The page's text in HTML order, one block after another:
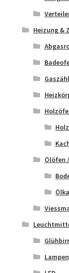
Heizung &
Ölöfen